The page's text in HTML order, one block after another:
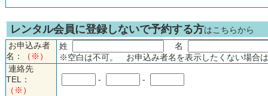
レンタル会員に登録しないで予約する方はこちらから
お申込み者
名：
（※）
姓
名
※空白は不可。 お申込み者名を表示したくない場合
連絡先
TEL：
（※）
- -